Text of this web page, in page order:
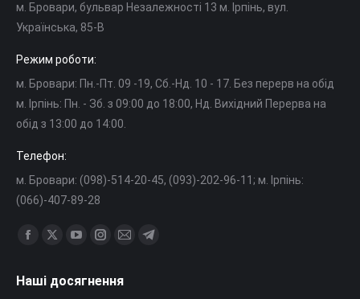
м. Бровари, бульвар Незалежності 13 м. Ірпінь, вул.
Українська, 85-В
Режим роботи:
м. Бровари: Пн.-Пт. 09 -19, Cб.-Нд. 10 - 17. Без перерв на обід
м. Ірпінь: Пн. - Зб. з 09:00 до 18:00, Нд. Вихідний Перерва на
обід з 13:00 до 14:00.
Телефон:
м. Бровари: (098)-514-20-45, (093)-202-96-11; м. Ірпінь:
(066)-407-89-28
Знайдіть нас на:
Сторінка
відкриється
Сторінка
відкриється
Сторінка
відкриється
Сторінка
відкриється
Сторінка
відкриється
Сторінка
Наші досягнення